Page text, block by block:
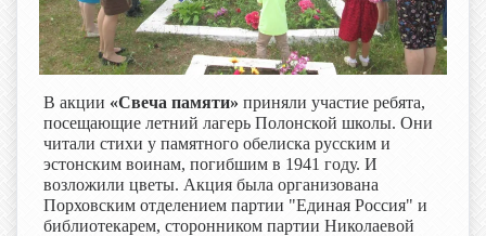
В акции «Свеча памяти» приняли участие ребята,
посещающие летний лагерь Полонской школы. Они
читали стихи у памятного обелиска русским и
эстонским воинам, погибшим в 1941 году. И
возложили цветы. Акция была организована
Порховским отделением партии "Единая Россия" и
библиотекарем, сторонником партии Николаевой